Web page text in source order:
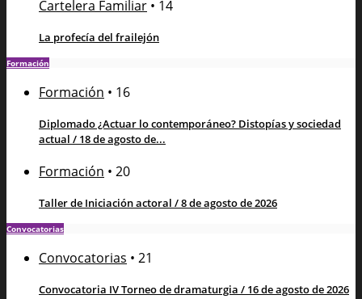
Cartelera Familiar • 14
La profecía del frailejón
Formación
Formación • 16
Diplomado ¿Actuar lo contemporáneo? Distopías y sociedad
actual / 18 de agosto de...
Formación • 20
Taller de Iniciación actoral / 8 de agosto de 2026
Convocatorias
Convocatorias • 21
Convocatoria IV Torneo de dramaturgia / 16 de agosto de 2026